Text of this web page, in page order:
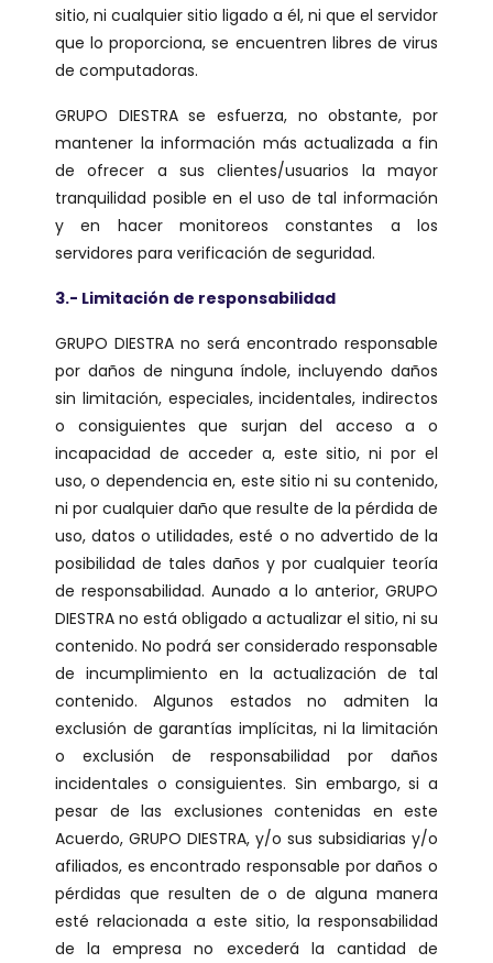
sitio, ni cualquier sitio ligado a él, ni que el servidor
que lo proporciona, se encuentren libres de virus
de computadoras.
GRUPO DIESTRA se esfuerza, no obstante, por
mantener la información más actualizada a fin
de ofrecer a sus clientes/usuarios la mayor
tranquilidad posible en el uso de tal información
y en hacer monitoreos constantes a los
servidores para verificación de seguridad.
3.- Limitación de responsabilidad
GRUPO DIESTRA no será encontrado responsable
por daños de ninguna índole, incluyendo daños
sin limitación, especiales, incidentales, indirectos
o consiguientes que surjan del acceso a o
incapacidad de acceder a, este sitio, ni por el
uso, o dependencia en, este sitio ni su contenido,
ni por cualquier daño que resulte de la pérdida de
uso, datos o utilidades, esté o no advertido de la
posibilidad de tales daños y por cualquier teoría
de responsabilidad. Aunado a lo anterior, GRUPO
DIESTRA no está obligado a actualizar el sitio, ni su
contenido. No podrá ser considerado responsable
de incumplimiento en la actualización de tal
contenido. Algunos estados no admiten la
exclusión de garantías implícitas, ni la limitación
o exclusión de responsabilidad por daños
incidentales o consiguientes. Sin embargo, si a
pesar de las exclusiones contenidas en este
Acuerdo, GRUPO DIESTRA, y/o sus subsidiarias y/o
afiliados, es encontrado responsable por daños o
pérdidas que resulten de o de alguna manera
esté relacionada a este sitio, la responsabilidad
de la empresa no excederá la cantidad de